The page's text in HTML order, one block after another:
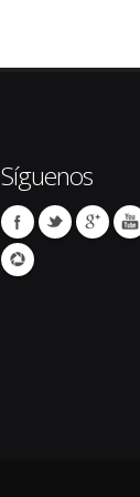
Síguenos